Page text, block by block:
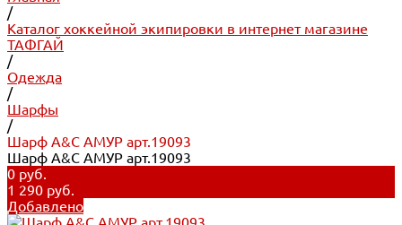
/
Каталог хоккейной экипировки в интернет магазине
ТАФГАЙ
/
Одежда
/
Шарфы
/
Шарф A&C АМУР арт.19093
Шарф A&C АМУР арт.19093
0 руб.
1 290 руб.
Добавлено